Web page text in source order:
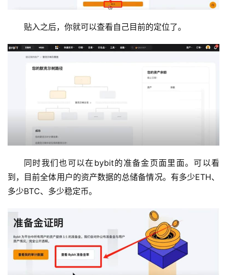
贴入之后，你就可以查看自己目前的定位了。
同时我们也可以在bybit的准备金页面里面。可以看
到，目前全体用户的资产数据的总储备情况。有多少ETH、
多少BTC、多少稳定币。